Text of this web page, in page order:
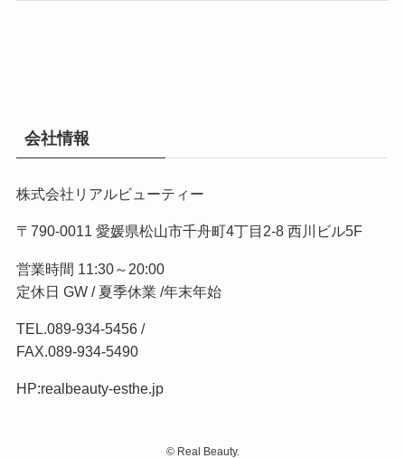
会社情報
株式会社リアルビューティー
〒790-0011 愛媛県松山市千舟町4丁目2-8 西川ビル5F
営業時間 11:30～20:00
定休日 GW / 夏季休業 /年末年始
TEL.089-934-5456/
FAX.089-934-5490
HP:realbeauty-esthe.jp
©Real Beauty.